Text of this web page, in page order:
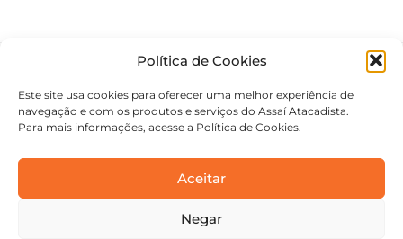
Política de Cookies
Este site usa cookies para oferecer uma melhor experiência de
navegação e com os produtos e serviços do Assaí Atacadista.
Para mais informações, acesse a Política de Cookies.
Aceitar
Negar
contato@academiaassai.com.br